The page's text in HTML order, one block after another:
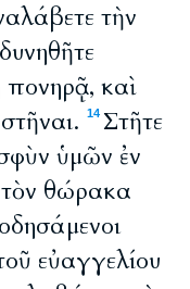
τὴν
πονηρᾷ, καὶ
14 Στῆτε
ὑμῶν ἐν
τὸν θώρακα
εὐαγγελίου